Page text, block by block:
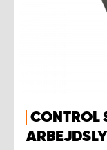
CONTROL